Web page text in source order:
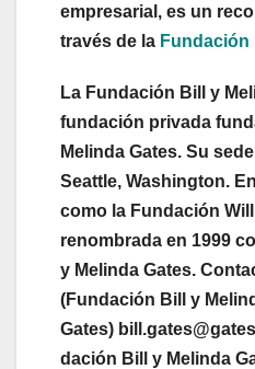
empresarial, es un
través de la Fundación
La Fundación Bill y
fundación privada
Melinda Gates. Su
Seattle, Washington.
como la Fundación
renombrada en 1999
y Melinda Gates.
(Fundación Bill y
Gates)
dación Bill y Melinda